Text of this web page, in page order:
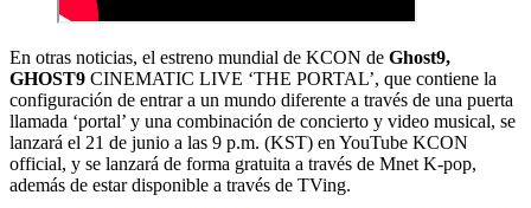
En otras noticias, el estreno mundial de KCON de Ghost9,
GHOST9 CINEMATIC LIVE ‘THE PORTAL’, que contiene la
configuración de entrar a un mundo diferente a través de una puerta
llamada ‘portal’ y una combinación de concierto y video musical, se
lanzará el 21 de junio a las 9 p.m. (KST) en YouTube KCON
official, y se lanzará de forma gratuita a través de Mnet K-pop,
además de estar disponible a través de TVing.